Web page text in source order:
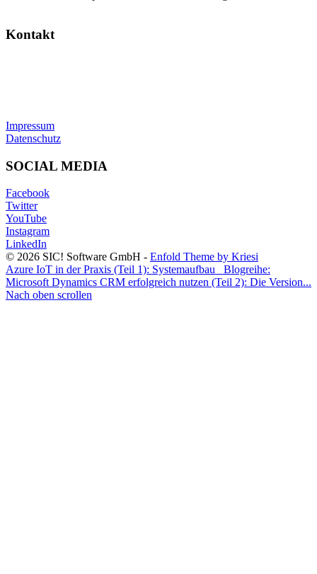
Kontakt
Impressum
Datenschutz
SOCIAL MEDIA
Facebook
Twitter
YouTube
Instagram
LinkedIn
© 2026 SIC! Software GmbH - Enfold Theme by Kriesi
Azure IoT in der Praxis (Teil 1): Systemaufbau
Blogreihe:
Microsoft Dynamics CRM erfolgreich nutzen (Teil 2): Die Version...
Nach oben scrollen